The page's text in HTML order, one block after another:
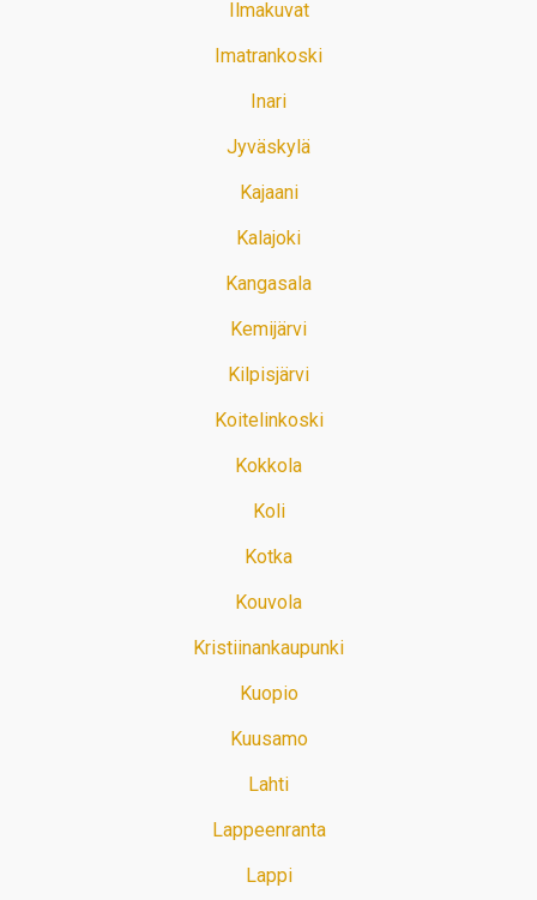
Ilmakuvat
Imatrankoski
Inari
Jyväskylä
Kajaani
Kalajoki
Kangasala
Kemijärvi
Kilpisjärvi
Koitelinkoski
Kokkola
Koli
Kotka
Kouvola
Kristiinankaupunki
Kuopio
Kuusamo
Lahti
Lappeenranta
Lappi